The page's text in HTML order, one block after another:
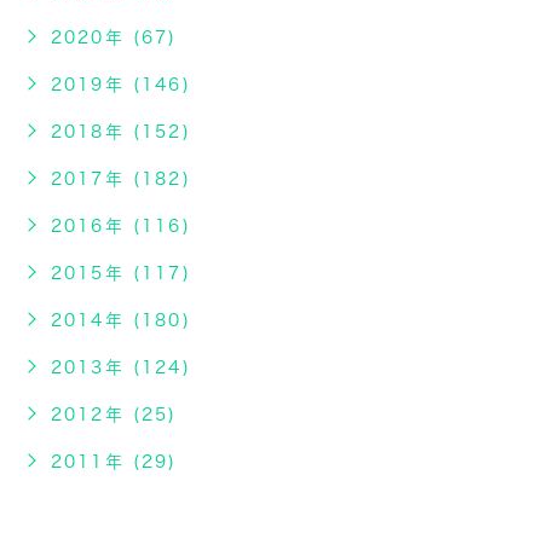
2020年 (67)
2019年 (146)
2018年 (152)
2017年 (182)
2016年 (116)
2015年 (117)
2014年 (180)
2013年 (124)
2012年 (25)
2011年 (29)